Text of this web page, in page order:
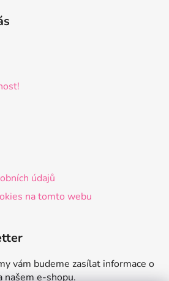
údajů
na tomto webu
vám budeme zasílat informace o
našem e-shopu.